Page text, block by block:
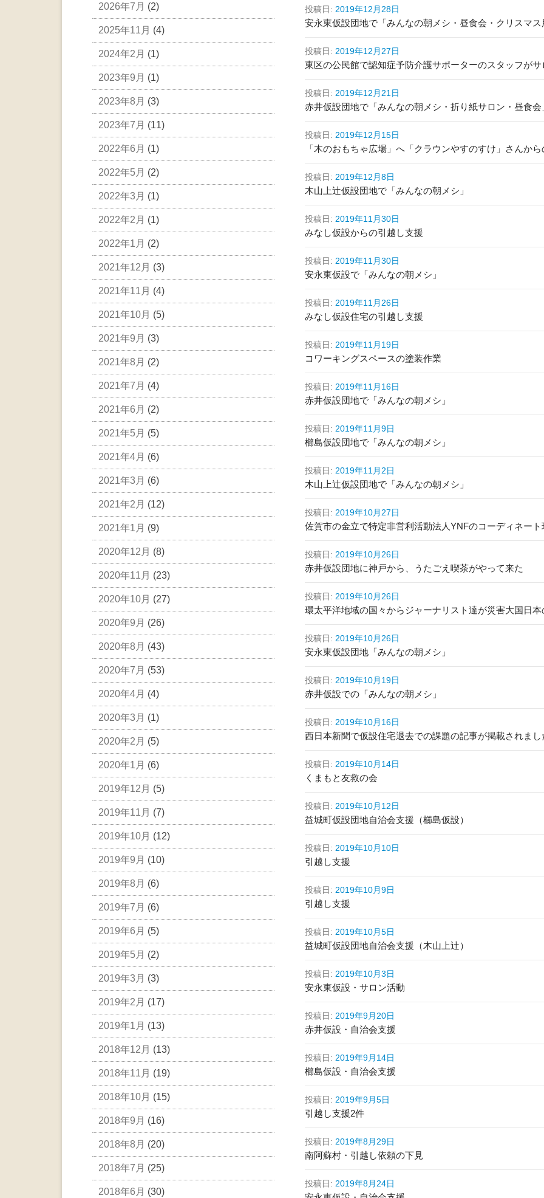
投稿日: 2019年12月28日
安永東仮設団地で「みんなの朝メシ・昼食会・クリスマ
投稿日: 2019年12月27日
東区の公民館で認知症予防介護サポーターのスタッフがサ
投稿日: 2019年12月21日
赤井仮設団地で「みんなの朝メシ・折り紙サロン・昼食会
投稿日: 2019年12月15日
「木のおもちゃ広場」へ「クラウンやすのすけ」さんか
投稿日: 2019年12月8日
木山上辻仮設団地で「みんなの朝メシ」
投稿日: 2019年11月30日
みなし仮設からの引越し支援
投稿日: 2019年11月30日
安永東仮設で「みんなの朝メシ」
投稿日: 2019年11月26日
みなし仮設住宅の引越し支援
投稿日: 2019年11月19日
コワーキングスペースの塗装作業
投稿日: 2019年11月16日
赤井仮設団地で「みんなの朝メシ」
投稿日: 2019年11月9日
櫛島仮設団地で「みんなの朝メシ」
投稿日: 2019年11月2日
木山上辻仮設団地で「みんなの朝メシ」
投稿日: 2019年10月27日
佐賀市の金立で特定非営利活動法人YNFのコーディネー
投稿日: 2019年10月26日
赤井仮設団地に神戸から、うたごえ喫茶がやって来た
投稿日: 2019年10月26日
環太平洋地域の国々からジャーナリスト達が災害大国日
投稿日: 2019年10月26日
安永東仮設団地「みんなの朝メシ」
投稿日: 2019年10月19日
赤井仮設での「みんなの朝メシ」
投稿日: 2019年10月16日
西日本新聞で仮設住宅退去での課題の記事が掲載されまし
投稿日: 2019年10月14日
くまもと友救の会
投稿日: 2019年10月12日
益城町仮設団地自治会支援（櫛島仮設）
投稿日: 2019年10月10日
引越し支援
投稿日: 2019年10月9日
引越し支援
投稿日: 2019年10月5日
益城町仮設団地自治会支援（木山上辻）
投稿日: 2019年10月3日
安永東仮設・サロン活動
投稿日: 2019年9月20日
赤井仮設・自治会支援
投稿日: 2019年9月14日
櫛島仮設・自治会支援
投稿日: 2019年9月5日
引越し支援2件
投稿日: 2019年8月29日
南阿蘇村・引越し依頼の下見
投稿日: 2019年8月24日
2026年7月 (2)
2025年11月 (4)
2024年2月 (1)
2023年9月 (1)
2023年8月 (3)
2023年7月 (11)
2022年6月 (1)
2022年5月 (2)
2022年3月 (1)
2022年2月 (1)
2022年1月 (2)
2021年12月 (3)
2021年11月 (4)
2021年10月 (5)
2021年9月 (3)
2021年8月 (2)
2021年7月 (4)
2021年6月 (2)
2021年5月 (5)
2021年4月 (6)
2021年3月 (6)
2021年2月 (12)
2021年1月 (9)
2020年12月 (8)
2020年11月 (23)
2020年10月 (27)
2020年9月 (26)
2020年8月 (43)
2020年7月 (53)
2020年4月 (4)
2020年3月 (1)
2020年2月 (5)
2020年1月 (6)
2019年12月 (5)
2019年11月 (7)
2019年10月 (12)
2019年9月 (10)
2019年8月 (6)
2019年7月 (6)
2019年6月 (5)
2019年5月 (2)
2019年3月 (3)
2019年2月 (17)
2019年1月 (13)
2018年12月 (13)
2018年11月 (19)
2018年10月 (15)
2018年9月 (16)
2018年8月 (20)
2018年7月 (25)
2018年6月 (30)